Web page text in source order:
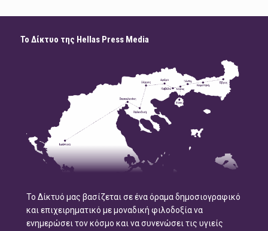
Το Δίκτυο της Hellas Press Media
Το Δίκτυό μας βασίζεται σε ένα όραμα δημοσιογραφικό
και επιχειρηματικό με μοναδική φιλοδοξία να
ενημερώσει τον κόσμο και να συνενώσει τις υγιείς